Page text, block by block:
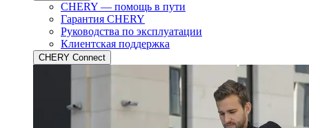
CHERY — помощь в пути
Гарантия CHERY
Руководства по эксплуатации
Клиентская поддержка
CHERY Connect